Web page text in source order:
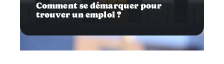
Comment se démarquer pour
trouver un emploi ?